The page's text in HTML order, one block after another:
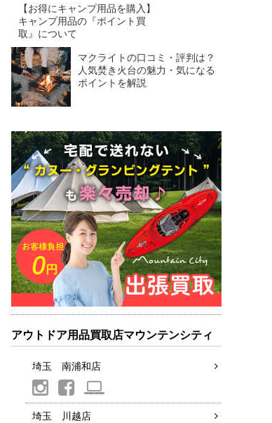
【お得にキャンプ用品を購入】
キャンプ用品の『ポイント買
取』について
マクライトの口コミ・評判は？
人気焚き火台の魅力・気になる
ポイントを解説
アウトドア用品買取店マウンテンシティ
埼玉 南浦和店
埼玉 川越店